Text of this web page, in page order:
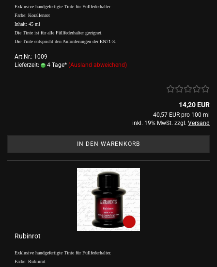
Exklusive handgefertigte Tinte für Füllfederhalter.
Farbe: Korallenrot
Inhalt: 45 ml
Die Tinte ist für alle Füllfederhalter geeignet.
Die Tinte entspricht den Anforderungen der EN71-3.
Art.Nr.: 1009
Lieferzeit:
4 Tage* (Ausland abweichend)
14,20 EUR
40,57 EUR pro 100 ml
inkl. 19% MwSt. zzgl. Versand
IN DEN WARENKORB
Rubinrot
Exklusive handgefertigte Tinte für Füllfederhalter.
Farbe: Rubinrot